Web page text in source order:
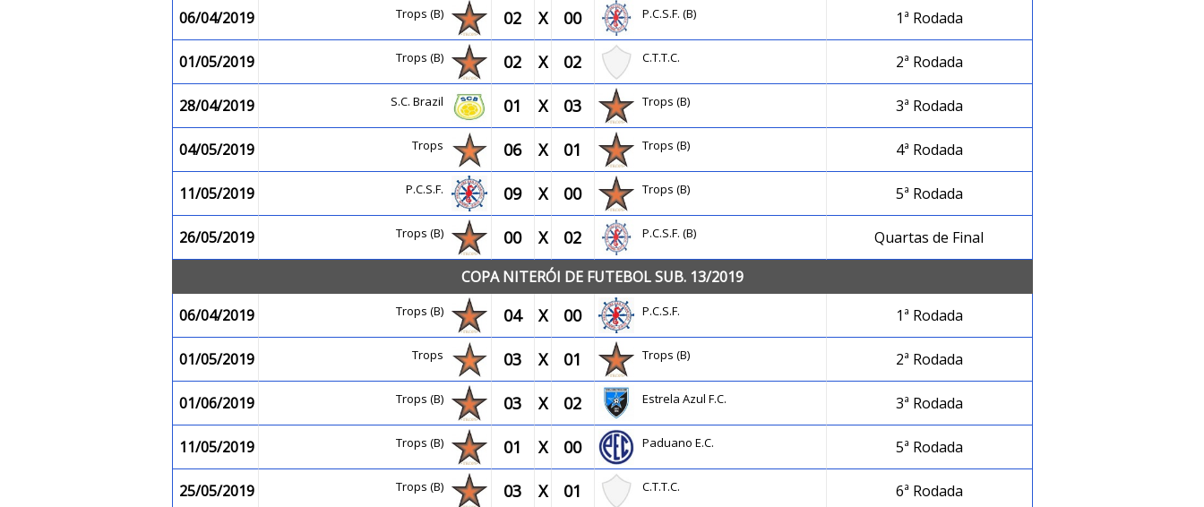
06/04/2019
Trops (B) 02 X 00 P.C.S.F. (B) 1ª Rodada
01/05/2019 Trops (B) 02 X 02 C.T.T.C. 2ª Rodada
28/04/2019 S.C. Brazil 01 X 03 Trops (B) 3ª Rodada
04/05/2019 Trops 06 X 01 Trops (B) 4ª Rodada
11/05/2019 P.C.S.F. 09 X 00 Trops (B) 5ª Rodada
26/05/2019 Trops (B) 00 X 02 P.C.S.F. (B)
Quartas de Final
COPA NITERÓI DE FUTEBOL SUB. 13/2019
06/04/2019
Trops (B) 04 X 00 P.C.S.F. 1ª Rodada
01/05/2019 Trops 03 X 01 Trops (B) 2ª Rodada
01/06/2019 Trops (B) 03 X 02 Estrela Azul F.C. 3ª Rodada
11/05/2019 Trops (B) 01 X 00 Paduano E.C. 5ª Rodada
25/05/2019 Trops (B) 03 X 01 C.T.T.C. 6ª Rodada